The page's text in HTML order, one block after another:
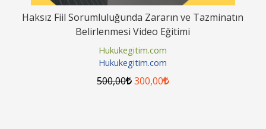
Haksız Fiil Sorumluluğunda Zararın ve Tazminatın
Belirlenmesi Video Eğitimi
Hukukegitim.com
Hukukegitim.com
500,00 300,00